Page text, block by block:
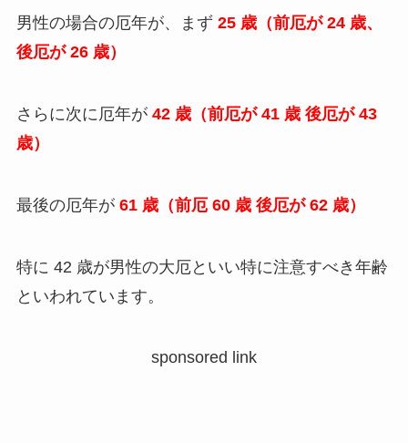
男性の場合の厄年が、まず 25 歳（前厄が 24 歳、
後厄が 26 歳）
さらに次に厄年が42 歳（前厄が 41 歳 後厄が 43
歳）
最後の厄年が61 歳（前厄 60 歳 後厄が 62 歳）
特に 42 歳が男性の大厄といい特に注意すべき年齢
といわれています。
sponsored link